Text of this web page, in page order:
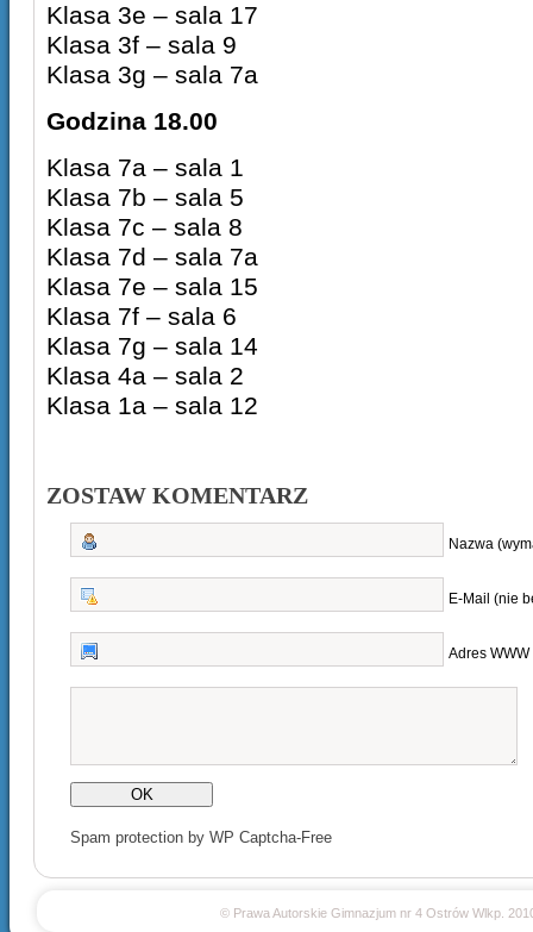
Klasa 3e – sala 17
Klasa 3f – sala 9
Klasa 3g – sala 7a
Godzina 18.00
Klasa 7a – sala 1
Klasa 7b – sala 5
Klasa 7c – sala 8
Klasa 7d – sala 7a
Klasa 7e – sala 15
Klasa 7f – sala 6
Klasa 7g – sala 14
Klasa 4a – sala 2
Klasa 1a – sala 12
ZOSTAW KOMENTARZ
Nazwa
E-Mail (nie
Adres WWW
Spam protection by WP Captcha-Free
© Prawa Autorskie Gimnazjum nr 4 Ostrów Wlkp.